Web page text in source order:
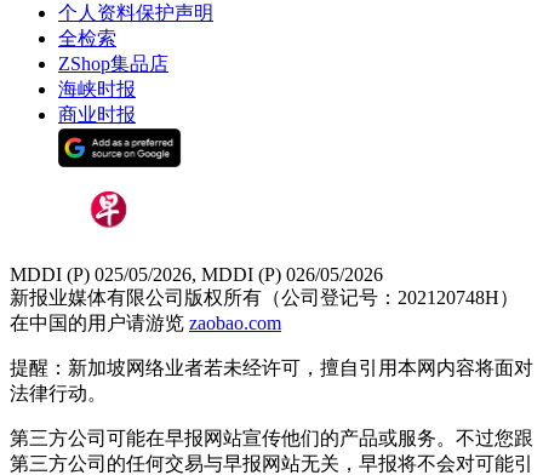
个人资料保护声明
全检索
ZShop集品店
海峡时报
商业时报
MDDI (P) 025/05/2026, MDDI (P) 026/05/2026
新报业媒体有限公司版权所有（公司登记号：202120748H）
在中国的用户请游览 zaobao.com
提醒：新加坡网络业者若未经许可，擅自引用本网内容将面对
法律行动。
第三方公司可能在早报网站宣传他们的产品或服务。不过您跟
第三方公司的任何交易与早报网站无关，早报将不会对可能引